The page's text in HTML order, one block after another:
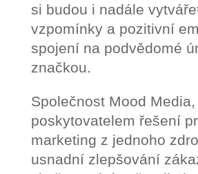
si budou i nadále
vzpomínky a pozitivní
spojení na podvědomé
značkou.
Společnost Mood
poskytovatelem řešení
marketing z jednoho
usnadní zlepšování